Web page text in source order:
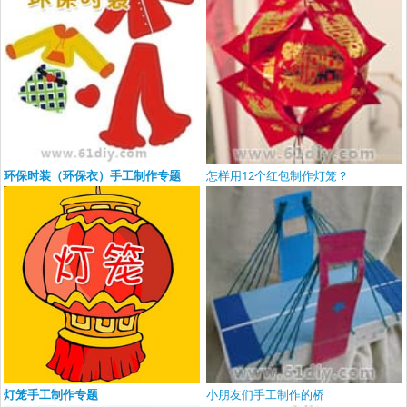
环保时装（环保衣）手工制作专题 怎样用12个红包制作灯笼？
灯笼手工制作专题 小朋友们手工制作的桥